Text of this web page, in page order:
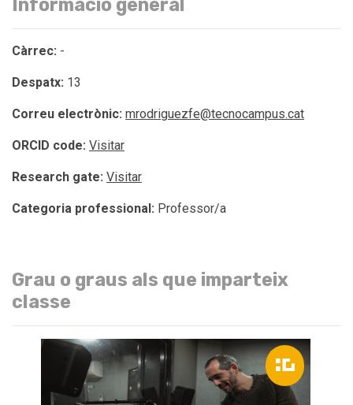
Informació general
Càrrec: -
Despatx: 13
Correu electrònic: mrodriguezfe@tecnocampus.cat
ORCID code: Visitar
Research gate: Visitar
Categoria professional: Professor/a
Grau o graus als que imparteix
classe